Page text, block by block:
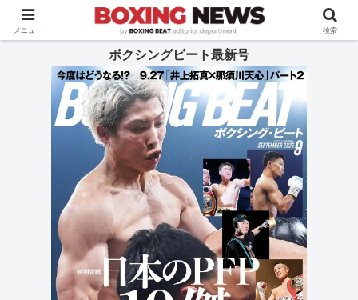
BOXING BEAT [ボクシング・ビート] 公式サイト
ボクシングビート最新号
メニュー 検索